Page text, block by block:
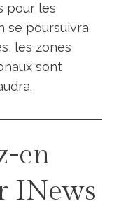
pour les
se poursuivra
les zones
sont
en
INews